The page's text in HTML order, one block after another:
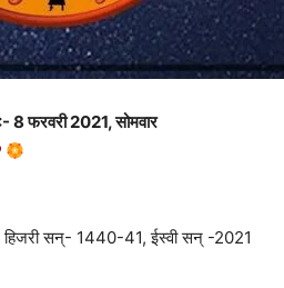
8 फरवरी 2021, सोमवार
सन्- 1440-41, ईस्वी सन् -2021